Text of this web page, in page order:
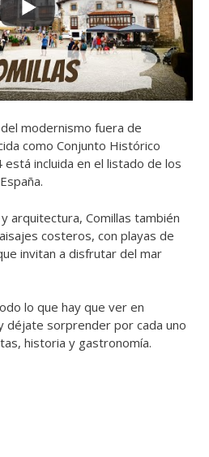
modernismo fuera de
como Conjunto Histórico
incluida en el listado de los
arquitectura, Comillas también
costeros, con playas de
invitan a disfrutar del mar
lo que hay que ver en
déjate sorprender por cada uno
historia y gastronomía.